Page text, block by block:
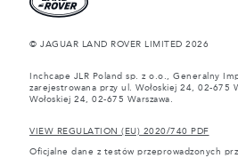
© JAGUAR LAND ROVER LIMITED 2026
Inchcape JLR Poland sp. z o.o., Generalny
zarejestrowana przy ul. Wołoskiej 24, 02-675
Wołoskiej 24, 02-675 Warszawa.
VIEW REGULATION (EU) 2020/740 PDF
Oficjalne dane z testów przeprowadzonych